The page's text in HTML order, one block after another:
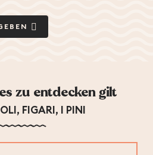
zu entdecken gilt
FIGARI, I PINI